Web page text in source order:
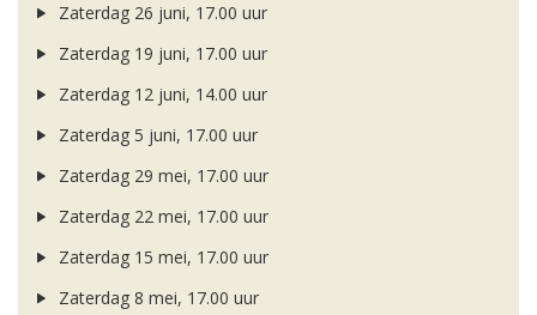
Zaterdag 26 juni, 17.00 uur
Zaterdag 19 juni, 17.00 uur
Zaterdag 12 juni, 14.00 uur
Zaterdag 5 juni, 17.00 uur
Zaterdag 29 mei, 17.00 uur
Zaterdag 22 mei, 17.00 uur
Zaterdag 15 mei, 17.00 uur
Zaterdag 8 mei, 17.00 uur